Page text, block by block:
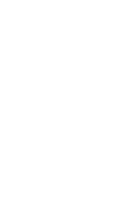
os
er
vilkår og
i territoriet
ikke-
licens til at
på den
angivet i